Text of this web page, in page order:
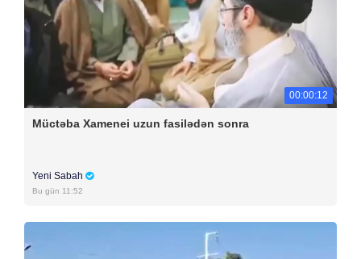
00:00:12
Müctəba Xamenei uzun fasilədən sonra
Yeni Sabah
Bu gün 11:52